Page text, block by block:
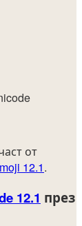
от
12.1.
12.1 през